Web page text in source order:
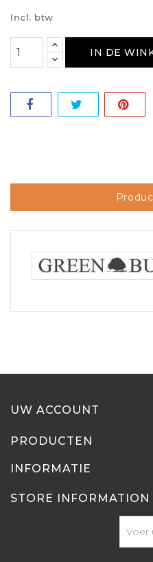
Incl. btw
IN DE
UW ACCOUNT
PRODUCTEN
INFORMATIE
STORE INFORMATION